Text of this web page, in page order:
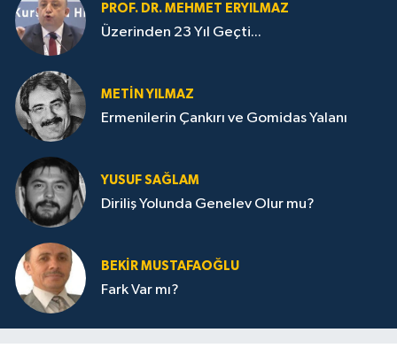
PROF. DR. MEHMET ERYILMAZ
Üzerinden 23 Yıl Geçti...
METIN YILMAZ
Ermenilerin Çankırı ve Gomidas Yalanı
YUSUF SAĞLAM
Diriliş Yolunda Genelev Olur mu?
BEKIR MUSTAFAOĞLU
Fark Var mı?